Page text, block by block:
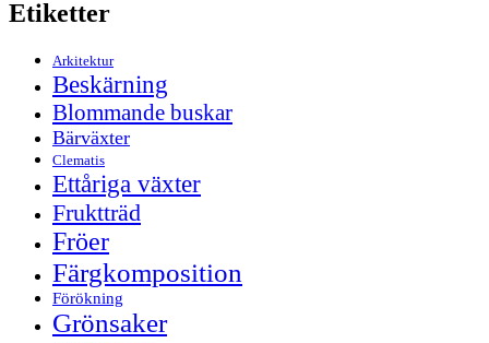
Etiketter
Arkitektur
Beskärning
Blommande buskar
Bärväxter
Clematis
Ettåriga växter
Fruktträd
Fröer
Färgkomposition
Förökning
Grönsaker